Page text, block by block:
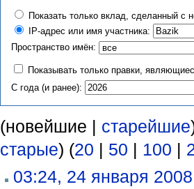
Показать только вклад, сделанный с
IP-адрес или имя участника:
Пространство имён:
Показывать только правки,
С года (и ранее):
(новейшие | старейшие
старые) (20 | 50 | 100 |
03:24, 24 января 2008